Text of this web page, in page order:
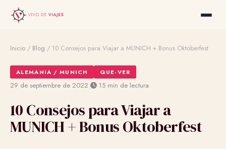
Inicio / Blog / 10 Consejos para Viajar a MUNICH + Bonus Oktoberfest
ALEMANIA / MUNICH QUE-VER
29 de septiembre de 2022 15 min de lectura
10 Consejos para Viajar a
MUNICH + Bonus Oktoberfest